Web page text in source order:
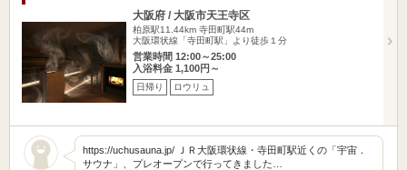
大阪府 / 大阪市天王寺区
柏原駅11.44km 寺田町駅44m
大阪環状線「寺田町駅」より徒歩１分
営業時間 12:00～25:00
入浴料金 1,100円～
日帰り ロウリュ
https://uchusauna.jp/ ＪＲ大阪環状線・寺田町駅近くの「宇宙．
サウナ」、プレオープンで行ってきました…